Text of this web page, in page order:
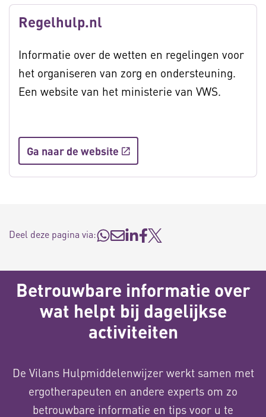
Regelhulp.nl
Informatie over de wetten en regelingen voor
het organiseren van zorg en ondersteuning.
Een website van het ministerie van VWS.
Ga naar de website
Deel deze pagina via:
Betrouwbare informatie over
wat helpt bij dagelijkse
activiteiten
De Vilans Hulpmiddelenwijzer werkt samen met
ergotherapeuten en andere experts om zo
betrouwbare informatie en tips voor u te